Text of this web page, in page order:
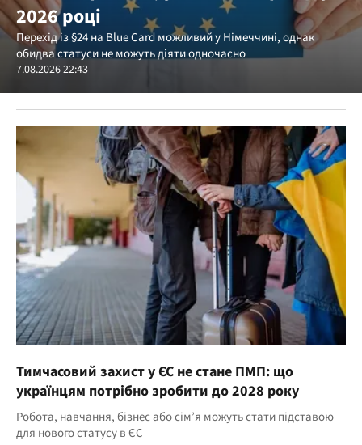
2026 році
Перехід із §24 на Blue Card можливий у Німеччині, однак
обидва статуси не можуть діяти одночасно
7.08.2026 22:43
Тимчасовий захист у ЄС не стане ПМП: що
українцям потрібно зробити до 2028 року
Робота, навчання, бізнес або сім’я можуть стати підставою
для нового статусу в ЄС